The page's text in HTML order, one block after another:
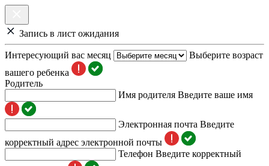
Запись в лист ожидания
Интересующий вас месяц
Выберите возраст
вашего ребенка
Родитель
Имя родителя Введите ваше имя
Электронная почта Введите
корректный адрес электронной почты
Телефон Введите корректный